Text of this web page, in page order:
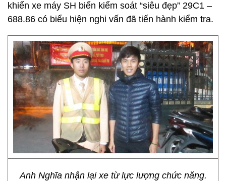
khiển xe máy SH biển kiểm soát “siêu đẹp” 29C1 –
688.86 có biểu hiện nghi vấn đã tiến hành kiểm tra.
Anh Nghĩa nhận lại xe từ lực lượng chức năng.